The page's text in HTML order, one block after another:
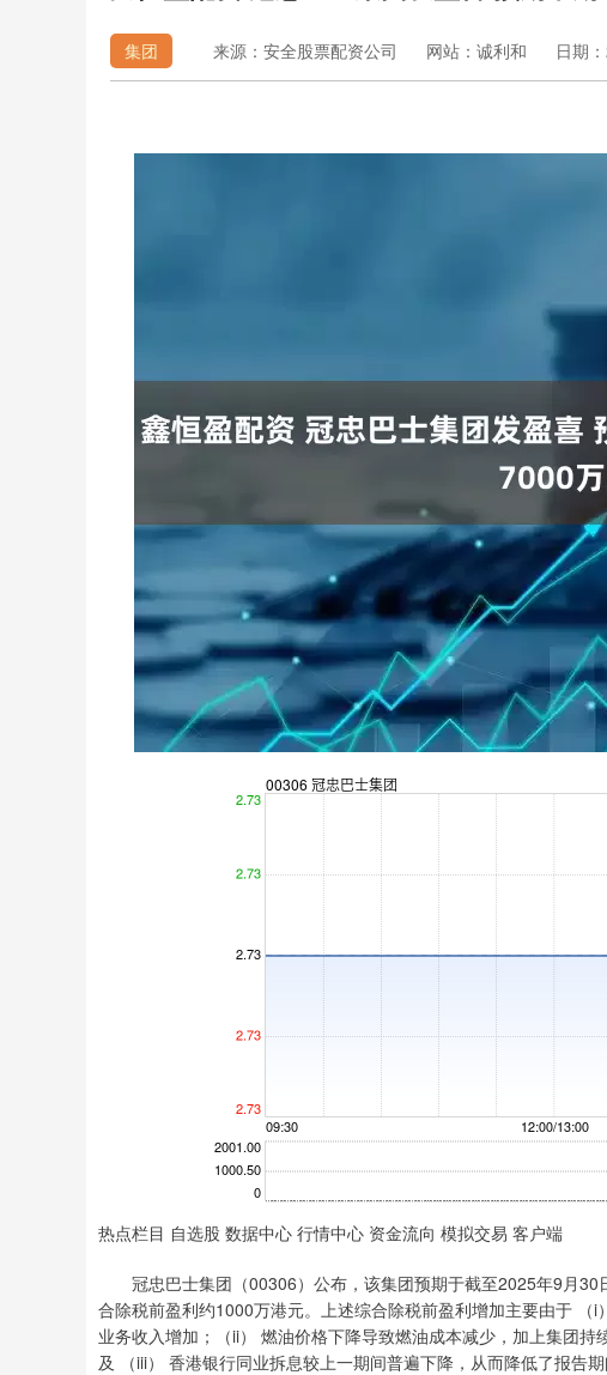
集团 来源：安全股票配资公司 网站：诚利和 日期
热点栏目 自选股 数据中心 行情中心 资金流向 模拟交易 客户端
冠忠巴士集团（00306）公布，该集团预期于截至2025年9月30
合除税前盈利约1000万港元。上述综合除税前盈利增加主要由于
业务收入增加；（ii） 燃油价格下降导致燃油成本减少，加上集团
及 （iii） 香港银行同业拆息较上一期间普遍下降，从而降低了报告期